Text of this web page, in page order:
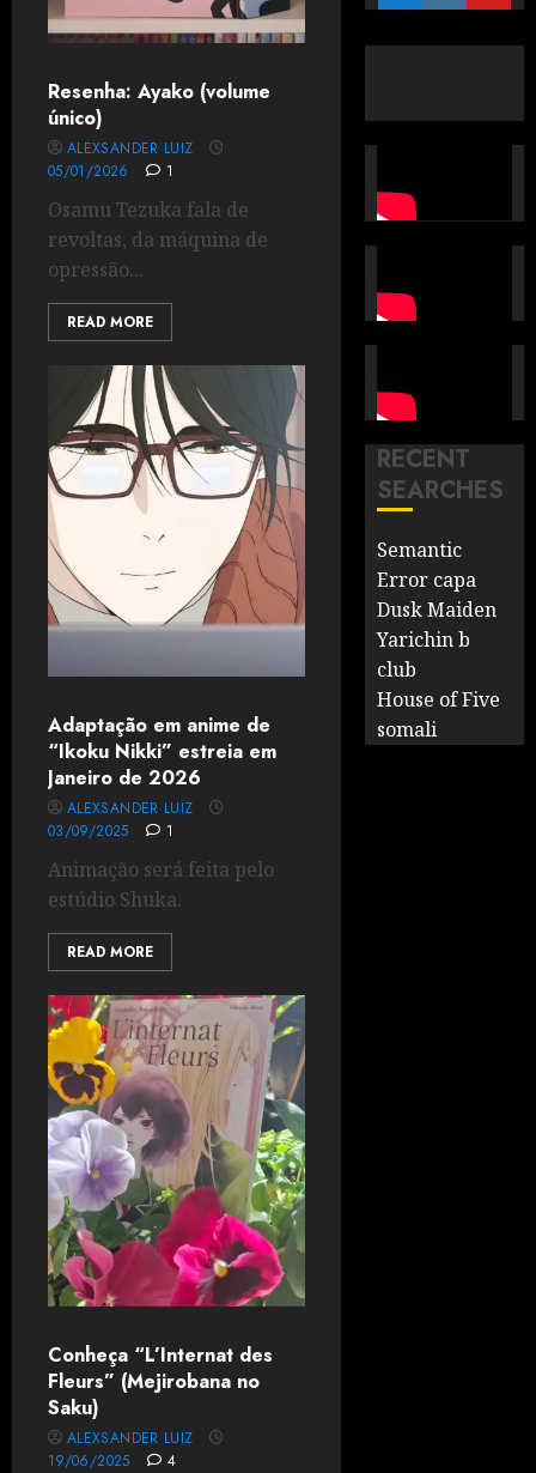
Resenha: Ayako (volume
único)
ALEXSANDER LUIZ
05/01/2026
1
Osamu Tezuka fala de
revoltas, da máquina de
opressão...
READ MORE
Adaptação em anime de
“Ikoku Nikki” estreia em
Janeiro de 2026
ALEXSANDER LUIZ
03/09/2025
1
Animação será feita pelo
estúdio Shuka.
READ MORE
Conheça “L’Internat des
Fleurs” (Mejirobana no
Saku)
ALEXSANDER LUIZ
19/06/2025
4
RECENT
SEARCHES
Semantic
Error capa
Dusk Maiden
Yarichin b
club
House of Five
somali